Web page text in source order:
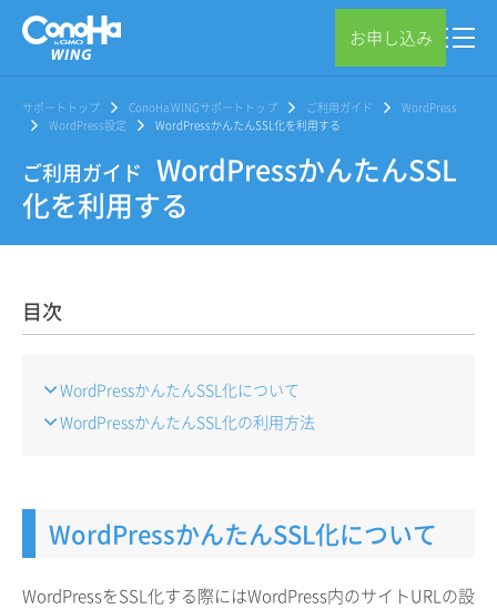
お申し込み
サポートトップ ConoHa WINGサポートトップ ご利用ガイド
WordPress
WordPress設定
WordPressかんたんSSL化を利用する
ご利用ガイド WordPressかんたんSSL
化を利用する
目次
WordPressかんたんSSL化について
WordPressかんたんSSL化の利用方法
WordPressかんたんSSL化について
WordPressをSSL化する際にはWordPress内のサイトURLの設